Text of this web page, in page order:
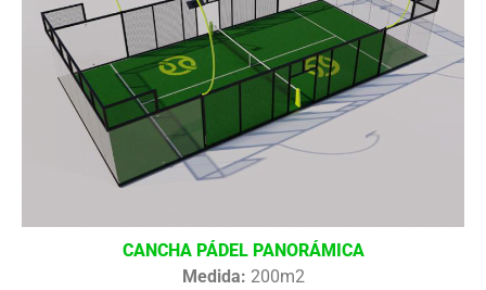
CANCHA PÁDEL PANORÁMICA
Medida: 200m2